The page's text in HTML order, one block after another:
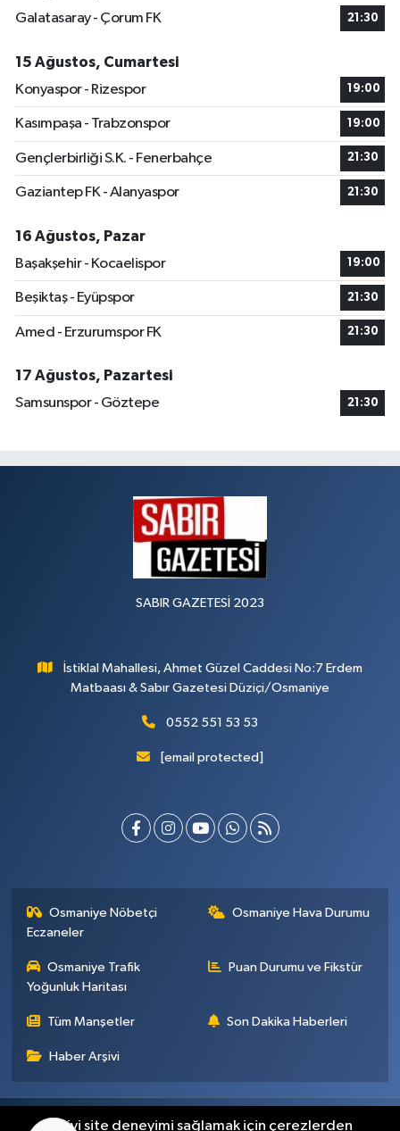
Galatasaray - Çorum FK
21:30
15 Ağustos, Cumartesi
Konyaspor - Rizespor
19:00
Kasımpaşa - Trabzonspor 19:00
Gençlerbirliği S.K. - Fenerbahçe 21:30
Gaziantep FK - Alanyaspor 21:30
16 Ağustos, Pazar
Başakşehir - Kocaelispor
19:00
Beşiktaş - Eyüpspor 21:30
Amed - Erzurumspor FK 21:30
17 Ağustos, Pazartesi
Samsunspor - Göztepe
21:30
SABIR GAZETESİ 2023
İstiklal Mahallesi, Ahmet Güzel Caddesi No:7 Erdem
Matbaası & Sabır Gazetesi Düziçi/Osmaniye
0552 551 53 53
[email protected]
Osmaniye Nöbetçi
Eczaneler
Osmaniye Hava Durumu
Osmaniye Trafik
Yoğunluk Haritası
Puan Durumu ve Fikstür
Tüm Manşetler Son Dakika Haberleri
Haber Arşivi
Künye İletişim Gizlilik Sözleşmesi
En iyi site deneyimi sağlamak için çerezlerden